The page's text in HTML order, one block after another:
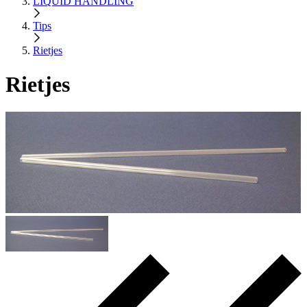
Tips
Rietjes
Rietjes